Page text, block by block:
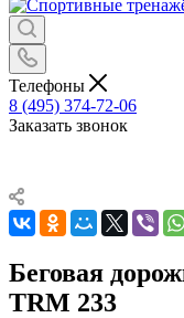
Телефоны
8 (495) 374-72-06
Заказать звонок
Беговая
TRM 233